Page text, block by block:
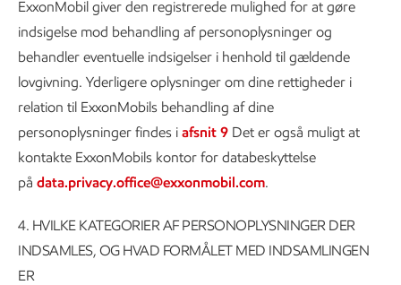
ExxonMobil giver den registrerede mulighed for at gøre
indsigelse mod behandling af personoplysninger og
behandler eventuelle indsigelser i henhold til gældende
lovgivning. Yderligere oplysninger om dine rettigheder i
relation til ExxonMobils behandling af dine
personoplysninger findes i afsnit 9 Det er også muligt at
kontakte ExxonMobils kontor for databeskyttelse
på data.privacy.office@exxonmobil.com.
4. HVILKE KATEGORIER AF PERSONOPLYSNINGER DER
INDSAMLES, OG HVAD FORMÅLET MED INDSAMLINGEN
ER